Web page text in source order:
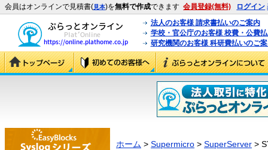
会員はオンラインで見積書(見本)を無料で作成できます 会員登録(無料) ログイン
法人のお客様 請求書払いのご案内
学校・官公庁のお客様 校費・公費
研究機関のお客様 科研費払いのご
ホーム > Supermicro > SuperServer >